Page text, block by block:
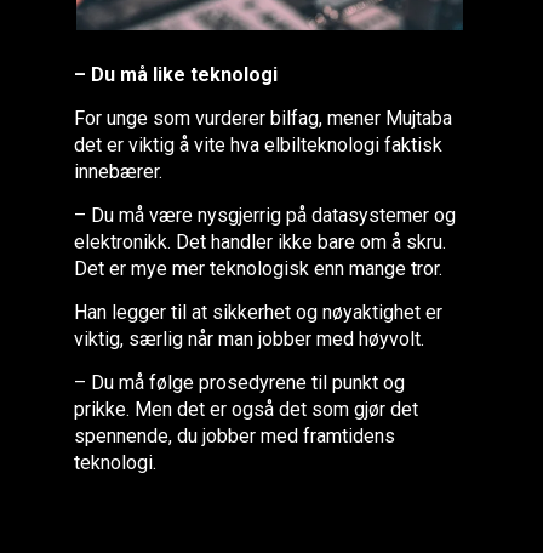
– Du må like teknologi
For unge som vurderer bilfag, mener Mujtaba
det er viktig å vite hva elbilteknologi faktisk
innebærer.
– Du må være nysgjerrig på datasystemer og
elektronikk. Det handler ikke bare om å skru.
Det er mye mer teknologisk enn mange tror.
Han legger til at sikkerhet og nøyaktighet er
viktig, særlig når man jobber med høyvolt.
– Du må følge prosedyrene til punkt og
prikke. Men det er også det som gjør det
spennende, du jobber med framtidens
teknologi.